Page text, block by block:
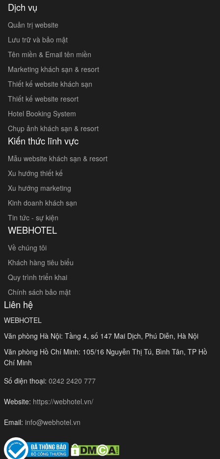
Dịch vụ
Quản trị website
Lưu trữ và bảo mật
Tên miền & Email tên miền
Marketing khách sạn & resort
Thiết kế website khách sạn
Thiết kế website resort
Hotel Booking System
Chụp ảnh khách sạn & resort
Kiến thức lĩnh vực
Mẫu website khách sạn & resort
Xu hướng thiết kế
Xu hướng marketing
Kinh doanh khách sạn
Tin tức - sự kiện
WEBHOTEL
Về chúng tôi
Khách hàng tiêu biểu
Quy trình triển khai
Chính sách bảo mật
Liên hệ
WEBHOTEL
Văn phòng Hà Nội: Tầng 4, số 147 Mai Dịch, Phú Diễn, Hà Nội
Văn phòng Hồ Chí Minh: 105/16 Nguyễn Thị Tú, Bình Tân, TP Hồ
Chí Minh
Số điện thoại: 0242 2420 777
Website: https://webhotel.vn/
Email: info@webhotel.vn